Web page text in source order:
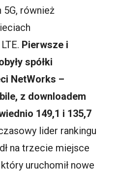
również
Pierwsze i
spółki
NetWorks –
z downloadem
149,1 i 135,7
lider rankingu
na trzecie miejsce
uruchomił nowe